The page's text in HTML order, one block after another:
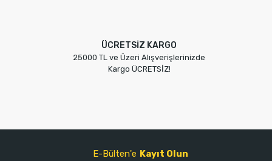
ÜCRETSİZ KARGO
25000 TL ve Üzeri Alışverişlerinizde
Kargo ÜCRETSİZ!
E-Bülten'e Kayıt Olun